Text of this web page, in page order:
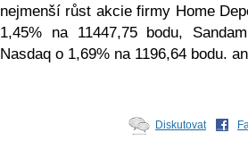
nejmenší růst akcie firmy Home
1,45% na 11447,75 bodu,
Nasdaq o 1,69% na 1196,64 bodu.
Diskutovat